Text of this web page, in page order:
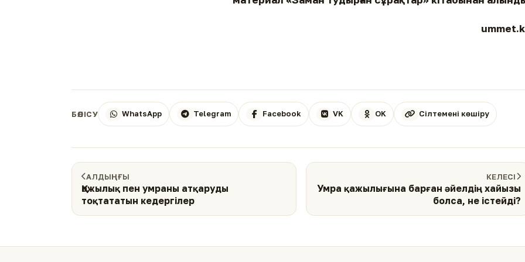
БӨЛІСУ WhatsApp Telegram Facebook VK OK Сілтемені көшіру
АЛДЫҢҒЫ
Қажылық пен умраны атқаруды
тоқтататын кедергілер
КЕЛЕСІ
Умра қажылығына барған әйелдің хайызы
болса, не істейді?